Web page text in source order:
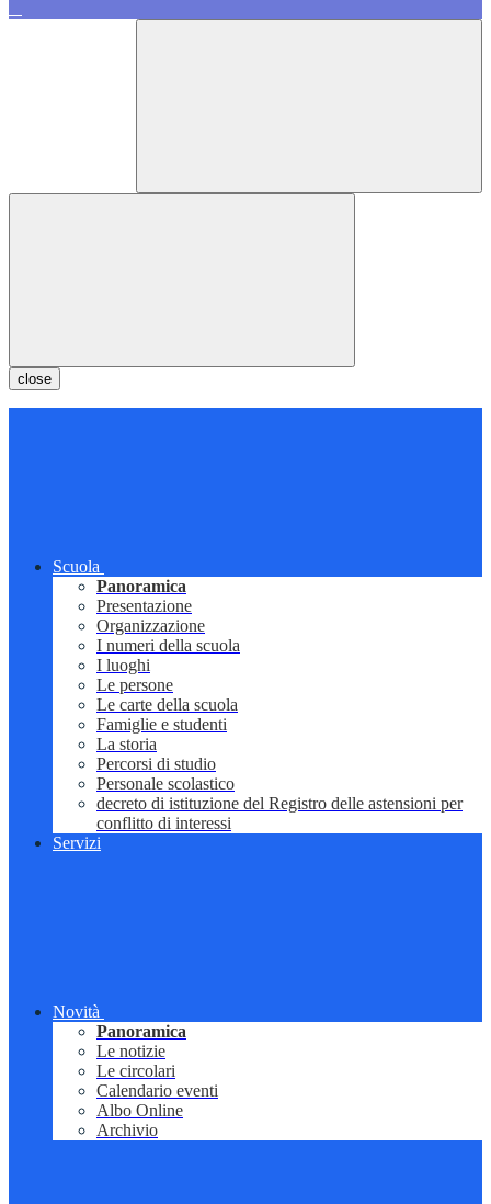
close
Scuola
Panoramica
Presentazione
Organizzazione
I numeri della scuola
I luoghi
Le persone
Le carte della scuola
Famiglie e studenti
La storia
Percorsi di studio
Personale scolastico
decreto di istituzione del Registro delle astensioni per
conflitto di interessi
Servizi
Novità
Panoramica
Le notizie
Le circolari
Calendario eventi
Albo Online
Archivio